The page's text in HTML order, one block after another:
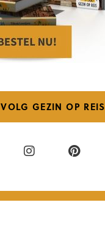
VOLG GEZIN OP REIS